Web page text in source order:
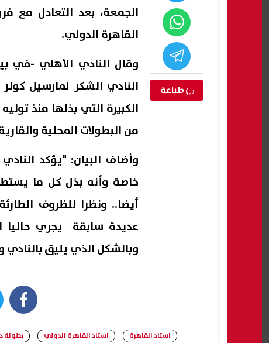
طباعة
القاهرة الدولي.
وقال النادي الأهلي -في
النادي الشكر لمارسيل
الكبيرة التي بذلها منذ
من البطولات المحلية
وأضاف البيان: "يؤكد
خاصة وأنه بذل كل ما
أيضا.. ونظرا للظروف
عديدة سابقة يجري حاليا
وبالشكل الذي يليق بالنادي
استاد القاهرة استاد القاهرة الدولي بطولة
الزراعة: انتاج أكثر من 4000 طن من
كأس